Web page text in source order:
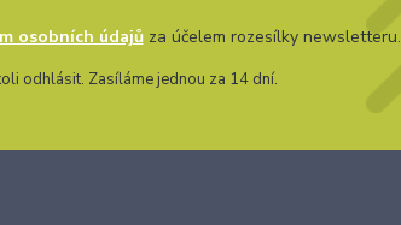
osobních údajůza účelem rozesílky newsletteru.
odhlásit. Zasíláme jednou za 14 dní.